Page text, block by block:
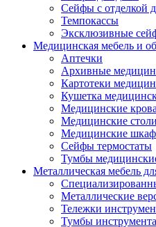
Сейфы с отделкой
Темпокассы
Эксклюзивные
Медицинская мебель и
Аптечки
Архивные
Картотеки
Кушетка
Медицинские
Медицинские
Медицинские
Сейфы термостаты
Тумбы
Металлическая мебель
Металлические
Тележки
Тумбы